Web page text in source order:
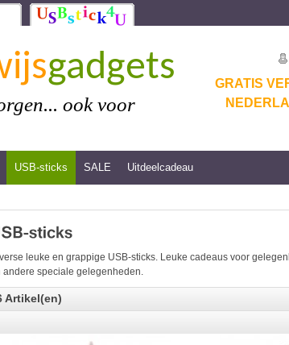
gadgets
ook voor
GRATIS
USB-sticks SALE Uitdeelcadeau
leuke en grappige USB-sticks. Leuke cadeaus voor
andere speciale gelegenheden.
Artikel(en)